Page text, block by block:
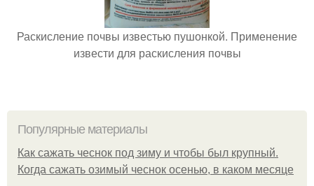
Раскисление почвы известью пушонкой. Применение
извести для раскисления почвы
Популярные материалы
Как сажать чеснок под зиму и чтобы был крупный.
Когда сажать озимый чеснок осенью, в каком месяце